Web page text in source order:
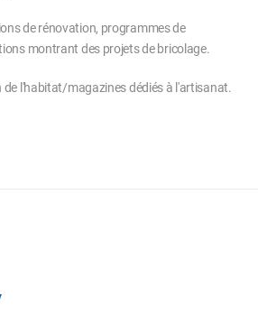
de rénovation, programmes de
montrant des projets de bricolage.
de l'habitat/magazines dédiés à l'artisanat.